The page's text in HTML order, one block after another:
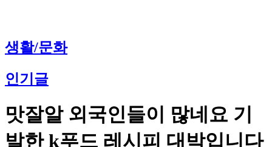
생활/문화
인기글
맛잘알 외국인들이 많네요 기
발한 k푸드 레시피 대박입니다